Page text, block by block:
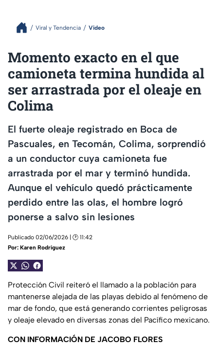
Viral y Tendencia Video
Momento exacto en el que
camioneta termina hundida al
ser arrastrada por el oleaje en
Colima
El fuerte oleaje registrado en Boca de
Pascuales, en Tecomán, Colima, sorprendió
a un conductor cuya camioneta fue
arrastrada por el mar y terminó hundida.
Aunque el vehículo quedó prácticamente
perdido entre las olas, el hombre logró
ponerse a salvo sin lesiones
Publicado 02/06/2026 | 🕑 11:42
Por: Karen Rodríguez
Protección Civil reiteró el llamado a la población para
mantenerse alejada de las playas debido al fenómeno de
mar de fondo, que está generando corrientes peligrosas
y oleaje elevado en diversas zonas del Pacífico mexicano.
CON INFORMACIÓN DE JACOBO FLORES